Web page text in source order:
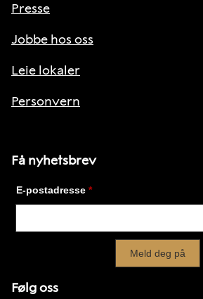
Presse
Jobbe hos oss
Leie lokaler
Personvern
Få nyhetsbrev
Følg oss